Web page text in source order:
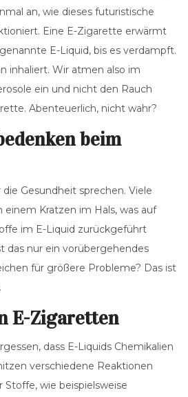
an, wie dieses futuristische
Eine E-Zigarette erwärmt
E-Liquid, bis es verdampft.
inhaliert. Wir atmen also im
ein und nicht den Rauch
Abenteuerlich, nicht wahr?
beim
Gesundheit sprechen. Viele
Kratzen im Hals, was auf
im E-Liquid zurückgeführt
das nur ein vorübergehendes
für größere Probleme? Das ist
E-Zigaretten
dass E-Liquids Chemikalien
verschiedene Reaktionen
Stoffe, wie beispielsweise